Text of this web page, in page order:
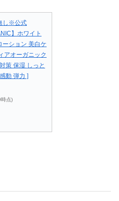
し※公式
】ホワイト
ーション 美白ケ
アオーガニック
策 保湿 しっと
動 弾力 ]
点)